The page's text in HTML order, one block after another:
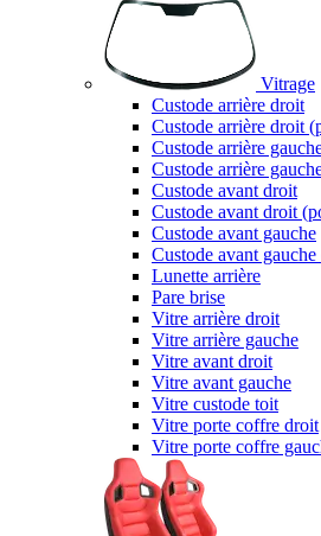
Vitrage
Custode arrière droit
Custode arrière droit
Custode arrière
Custode arrière
Custode avant droit
Custode avant droit
Custode avant gauche
Custode avant
Lunette arrière
Pare brise
Vitre arrière droit
Vitre arrière gauche
Vitre avant droit
Vitre avant gauche
Vitre custode toit
Vitre porte coffre droit
Vitre porte coffre